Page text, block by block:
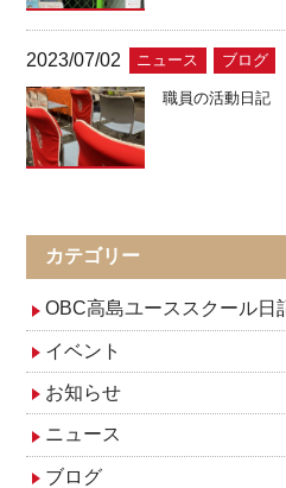
2023/07/02 ニュース ブログ
職員の活動日記
カテゴリー
OBC高島ユーススクール日
イベント
お知らせ
ニュース
ブログ